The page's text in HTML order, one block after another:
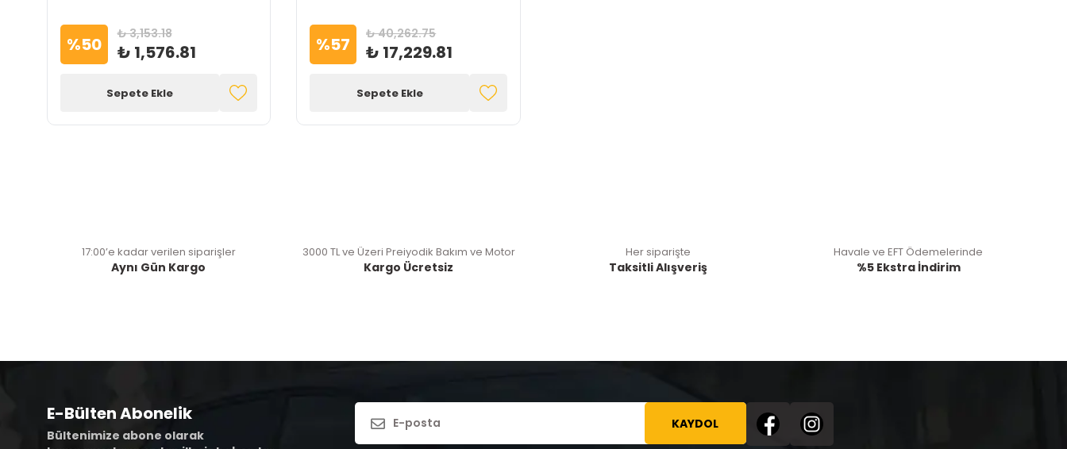
%50 ₺ 3,153.18
₺ 1,576.81
Sepete Ekle
%57 ₺ 40,262.75
₺ 17,229.81
Sepete Ekle
17:00’e kadar verilen siparişler
Aynı Gün Kargo
3000 TL ve Üzeri Preiyodik Bakım ve Motor
Kargo Ücretsiz
Her siparişte
Taksitli Alışveriş
Havale ve EFT Ödemelerinde
%5 Ekstra İndirim
E-Bülten Abonelik
Bültenimize abone olarak
KAYDOL